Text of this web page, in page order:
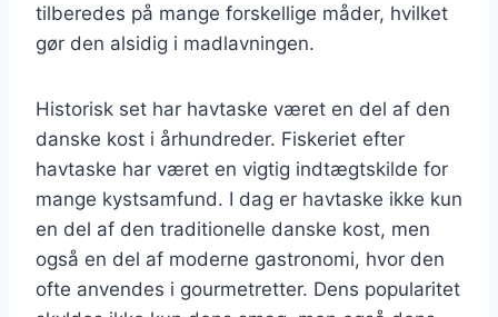
tilberedes på mange forskellige måder, hvilket
gør den alsidig i madlavningen.
Historisk set har havtaske været en del af den
danske kost i århundreder. Fiskeriet efter
havtaske har været en vigtig indtægtskilde for
mange kystsamfund. I dag er havtaske ikke kun
en del af den traditionelle danske kost, men
også en del af moderne gastronomi, hvor den
ofte anvendes i gourmetretter. Dens popularitet